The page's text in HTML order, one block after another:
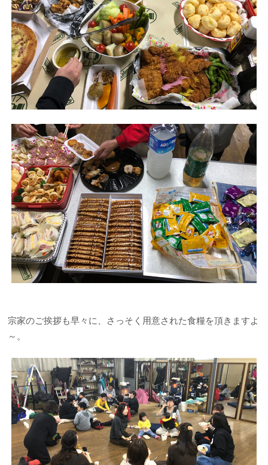
宗家のご挨拶も早々に、さっそく用意された食糧を頂きますよ
～。